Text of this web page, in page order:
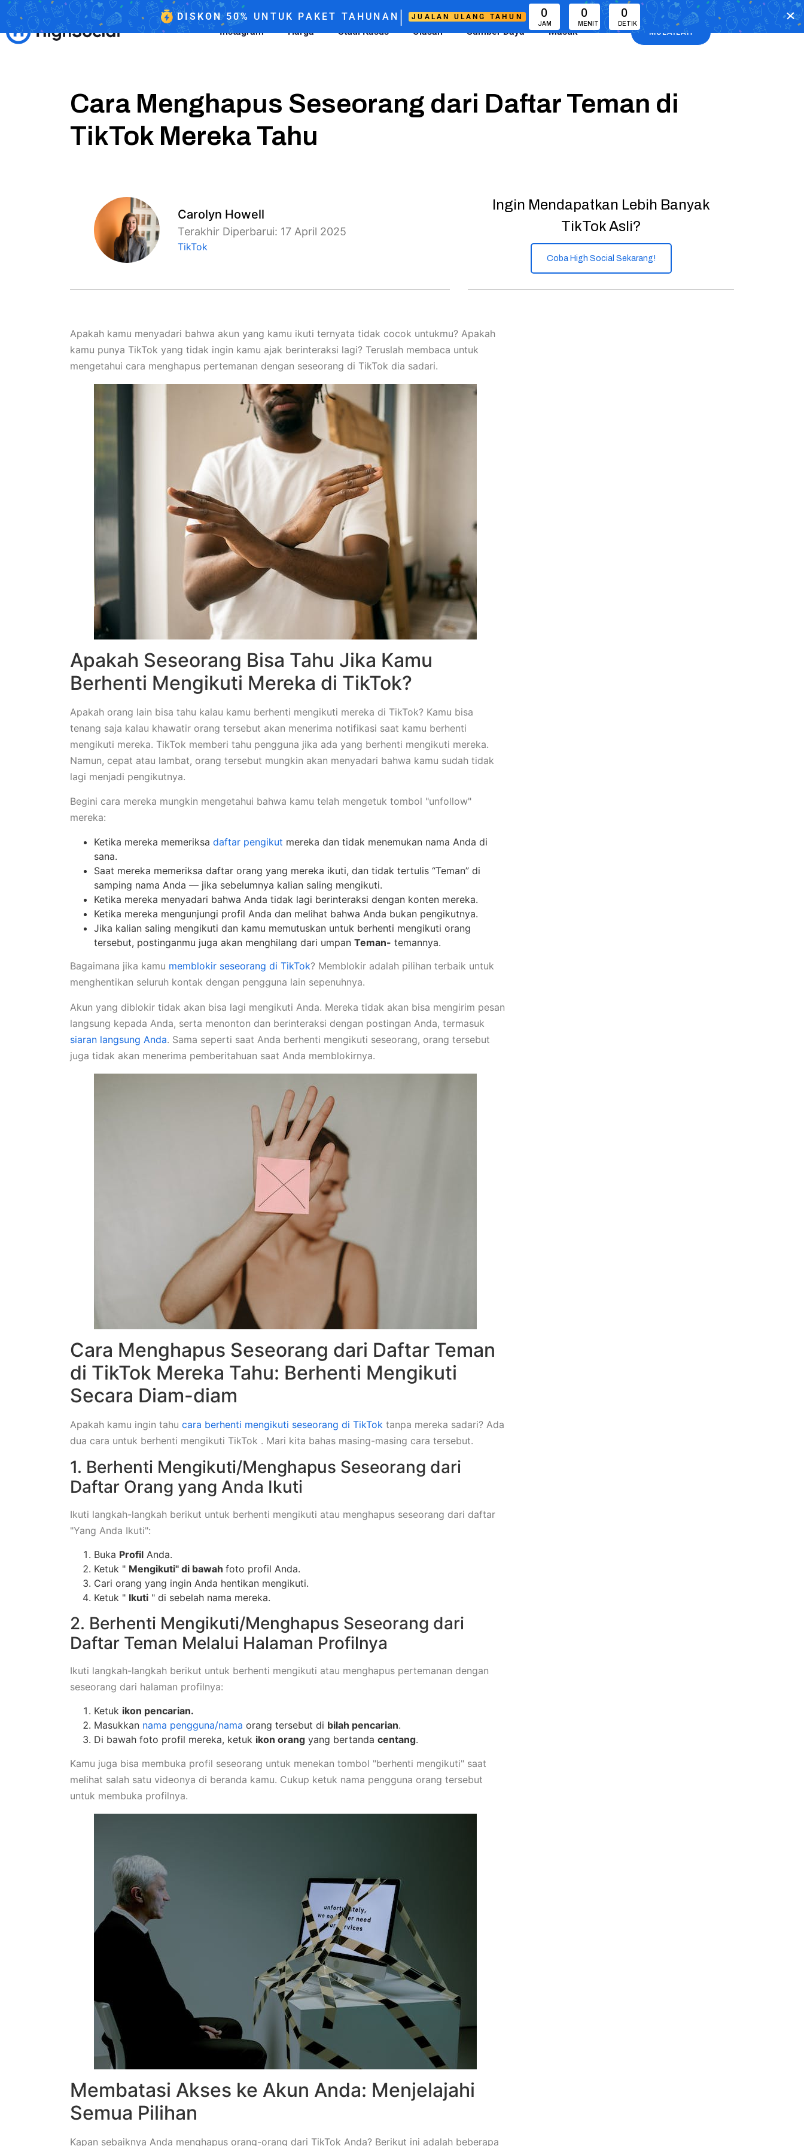
DISKON50% UNTUK PAKET TAHUNAN | JUALAN ULANG TAHUN 0
JAM
0
MENIT
0
DETIK
Instagram Harga Studi Kasus Ulasan Sumber Daya Masuk MULAILAH
Cara Menghapus Seseorang dari Daftar Teman di
TikTok Mereka Tahu
Carolyn Howell
Terakhir Diperbarui: 17 April 2025
TikTok
Ingin Mendapatkan Lebih Banyak
TikTok Asli?
Coba High Social Sekarang!
Apakah kamu menyadari bahwa akun yang kamu ikuti ternyata tidak cocok untukmu? Apakah
kamu punya TikTok yang tidak ingin kamu ajak berinteraksi lagi? Teruslah membaca untuk
mengetahui cara menghapus pertemanan dengan seseorang di TikTok dia sadari.
Apakah Seseorang Bisa Tahu Jika Kamu
Berhenti Mengikuti Mereka di TikTok?
Apakah orang lain bisa tahu kalau kamu berhenti mengikuti mereka di TikTok? Kamu bisa
tenang saja kalau khawatir orang tersebut akan menerima notifikasi saat kamu berhenti
mengikuti mereka. TikTok memberi tahu pengguna jika ada yang berhenti mengikuti mereka.
Namun, cepat atau lambat, orang tersebut mungkin akan menyadari bahwa kamu sudah tidak
lagi menjadi pengikutnya.
Begini cara mereka mungkin mengetahui bahwa kamu telah mengetuk tombol "unfollow"
mereka:
Ketika mereka memeriksa daftar pengikut mereka dan tidak menemukan nama Anda di
sana.
Saat mereka memeriksa daftar orang yang mereka ikuti, dan tidak tertulis “Teman” di
samping nama Anda — jika sebelumnya kalian saling mengikuti.
Ketika mereka menyadari bahwa Anda tidak lagi berinteraksi dengan konten mereka.
Ketika mereka mengunjungi profil Anda dan melihat bahwa Anda bukan pengikutnya.
Jika kalian saling mengikuti dan kamu memutuskan untuk berhenti mengikuti orang
tersebut, postinganmu juga akan menghilang dari umpan Teman- temannya.
Bagaimana jika kamu memblokir seseorang di TikTok? Memblokir adalah pilihan terbaik untuk
menghentikan seluruh kontak dengan pengguna lain sepenuhnya.
Akun yang diblokir tidak akan bisa lagi mengikuti Anda. Mereka tidak akan bisa mengirim pesan
langsung kepada Anda, serta menonton dan berinteraksi dengan postingan Anda, termasuk
siaran langsung Anda. Sama seperti saat Anda berhenti mengikuti seseorang, orang tersebut
juga tidak akan menerima pemberitahuan saat Anda memblokirnya.
Cara Menghapus Seseorang dari Daftar Teman
di TikTok Mereka Tahu: Berhenti Mengikuti
Secara Diam-diam
Apakah kamu ingin tahu cara berhenti mengikuti seseorang di TikTok tanpa mereka sadari? Ada
dua cara untuk berhenti mengikuti TikTok . Mari kita bahas masing-masing cara tersebut.
1. Berhenti Mengikuti/Menghapus Seseorang dari
Daftar Orang yang Anda Ikuti
Ikuti langkah-langkah berikut untuk berhenti mengikuti atau menghapus seseorang dari daftar
"Yang Anda Ikuti":
Buka Profil Anda.
Ketuk " Mengikuti" di bawah foto profil Anda.
Cari orang yang ingin Anda hentikan mengikuti.
Ketuk " Ikuti " di sebelah nama mereka.
2. Berhenti Mengikuti/Menghapus Seseorang dari
Daftar Teman Melalui Halaman Profilnya
Ikuti langkah-langkah berikut untuk berhenti mengikuti atau menghapus pertemanan dengan
seseorang dari halaman profilnya:
Ketuk ikon pencarian.
Masukkan nama pengguna/nama orang tersebut di bilah pencarian.
Di bawah foto profil mereka, ketuk ikon orang yang bertanda centang.
Kamu juga bisa membuka profil seseorang untuk menekan tombol "berhenti mengikuti" saat
melihat salah satu videonya di beranda kamu. Cukup ketuk nama pengguna orang tersebut
untuk membuka profilnya.
Membatasi Akses ke Akun Anda: Menjelajahi
Semua Pilihan
Kapan sebaiknya Anda menghapus orang-orang dari TikTok Anda? Berikut ini adalah beberapa